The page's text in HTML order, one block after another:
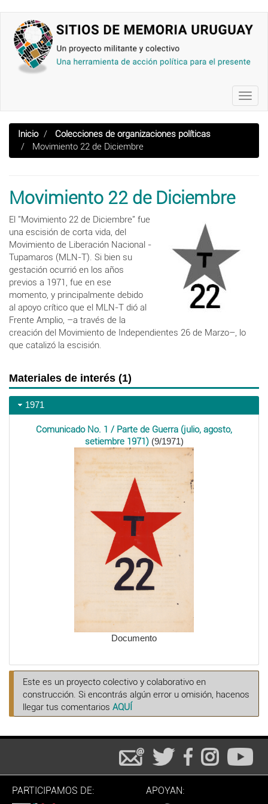
contenido
principal
Inicio
Colecciones de organizaciones políticas
Movimiento 22 de Diciembre
Movimiento 22 de Diciembre
El "Movimiento 22 de Diciembre" fue
una escisión de corta vida, del
Movimiento de Liberación Nacional -
Tupamaros (MLN-T). Si bien su
gestación ocurrió en los años
previos a 1971, fue en ese
momento, y principalmente debido
al apoyo crítico que el MLN-T dió al
Frente Amplio, –a través de la
creación del Movimiento de Independientes 26 de Marzo–, lo
que catalizó la escisión.
Materiales de interés (1)
1971
Comunicado No. 1 / Parte de Guerra (julio, agosto,
setiembre 1971)(9/1971)
Documento
Este es un proyecto colectivo y colaborativo en
construcción. Si encontrás algún error u omisión, hacenos
llegar tus comentarios AQUÍ
PARTICIPAMOS DE: APOYAN: